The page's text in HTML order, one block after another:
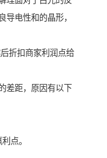
导电性和的晶形，
折扣商家利润点给
距，原因有以下
点。